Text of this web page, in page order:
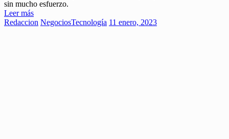
sin mucho esfuerzo.
Leer más
Redaccion NegociosTecnología 11 enero, 2023